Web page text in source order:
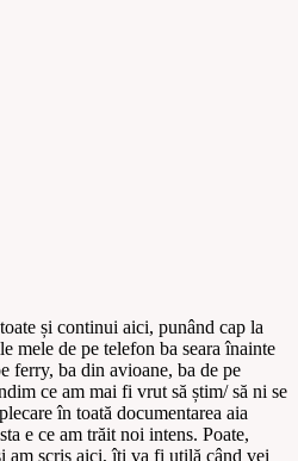
și continui aici, punând cap la
mele de pe telefon ba seara înainte
ferry, ba din avioane, ba de pe
ce am mai fi vrut să știm/ să ni se
în toată documentarea aia
e ce am trăit noi intens. Poate,
am scris aici, îți va fi utilă când vei